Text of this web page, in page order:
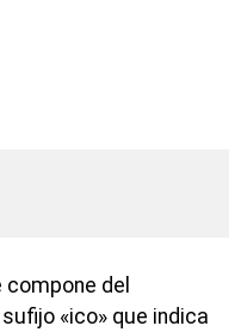
del
«ico» que indica